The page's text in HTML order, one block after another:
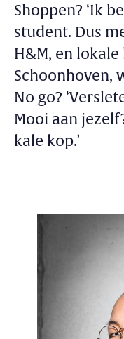
Shoppen? ‘Ik
student. Dus
H&M, en
Schoonhoven,
No go?
Mooi aan
kale kop.’